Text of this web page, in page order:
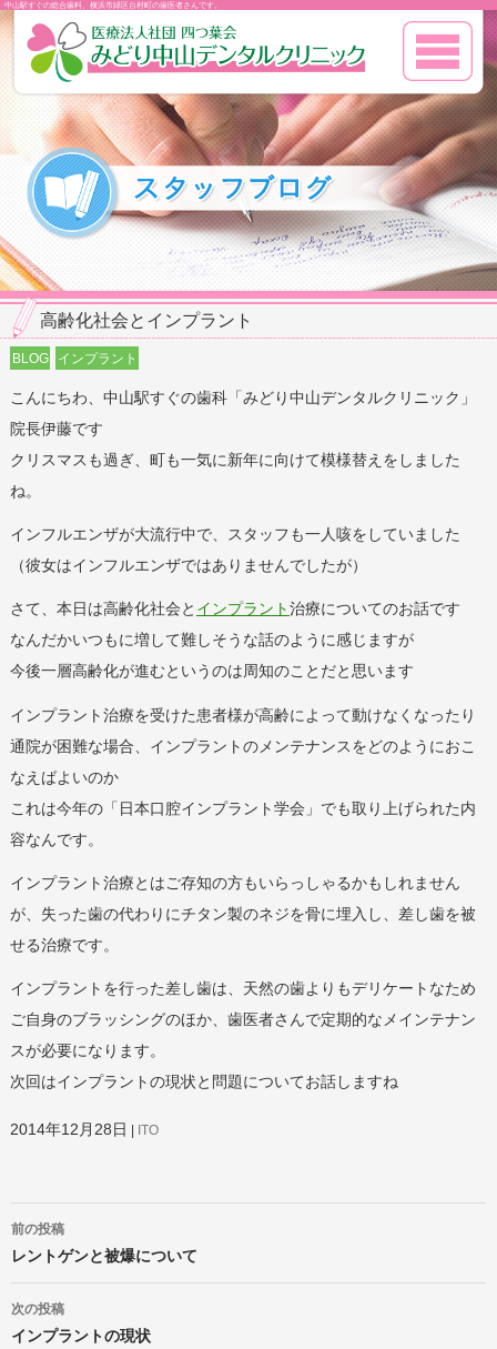
中山駅すぐの総合歯科、横浜市緑区台村町の歯医者さんです。
高齢化社会とインプラント
BLOG インプラント
こんにちわ、中山駅すぐの歯科「みどり中山デンタルクリニック」
院長伊藤です
クリスマスも過ぎ、町も一気に新年に向けて模様替えをしました
ね。
インフルエンザが大流行中で、スタッフも一人咳をしていました
（彼女はインフルエンザではありませんでしたが）
さて、本日は高齢化社会と インプラント治療についてのお話です
なんだかいつもに増して難しそうな話のように感じますが
今後一層高齢化が進むというのは周知のことだと思います
インプラント治療を受けた患者様が高齢によって動けなくなったり
通院が困難な場合、 インプラントのメンテナンスをどのようにおこ
なえばよいのか
これは今年の「日本口腔インプラント学会」 でも取り上げられた内
容なんです。
インプラント治療とはご存知の方もいらっしゃるかもしれません
が、失った歯の代わりにチタン製のネジを骨に埋入し、差し歯を被
せる治療です。
インプラントを行った差し歯は、天然の歯よりもデリケートなため
ご自身のブラッシングのほか、歯医者さんで定期的なメインテナン
スが必要になります。
次回はインプラントの現状と問題についてお話しますね
2014年12月28日 ITO
稿
ナ
ー
シ
前の投稿
レントゲンと被爆について
次の投稿
インプラントの現状